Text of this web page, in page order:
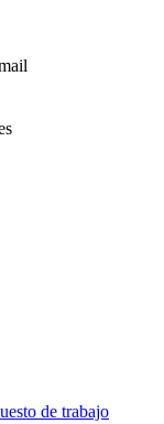
de trabajo